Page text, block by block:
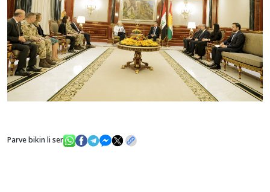
Parve bikin li ser